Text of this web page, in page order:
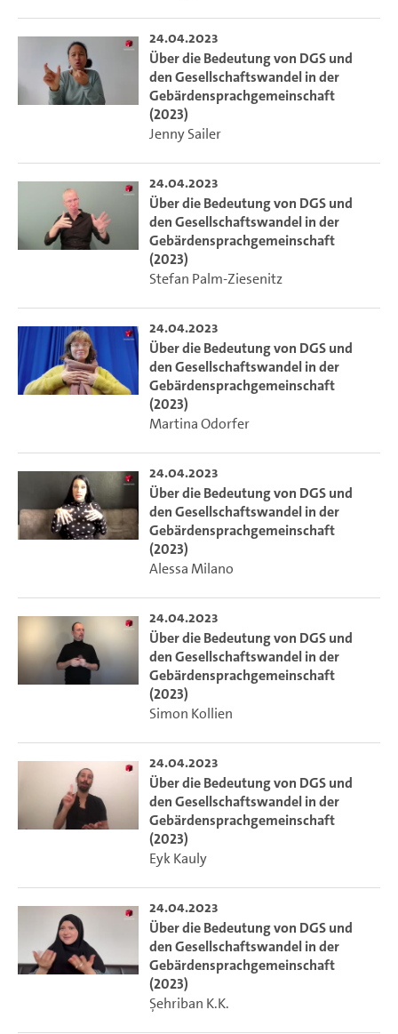
24.04.2023
Über die Bedeutung von DGS und
den Gesellschaftswandel in der
Gebärdensprachgemeinschaft
(2023)
Jenny Sailer
24.04.2023
Über die Bedeutung von DGS und
den Gesellschaftswandel in der
Gebärdensprachgemeinschaft
(2023)
Stefan Palm-Ziesenitz
24.04.2023
Über die Bedeutung von DGS und
den Gesellschaftswandel in der
Gebärdensprachgemeinschaft
(2023)
Martina Odorfer
24.04.2023
Über die Bedeutung von DGS und
den Gesellschaftswandel in der
Gebärdensprachgemeinschaft
(2023)
Alessa Milano
24.04.2023
Über die Bedeutung von DGS und
den Gesellschaftswandel in der
Gebärdensprachgemeinschaft
(2023)
Simon Kollien
24.04.2023
Über die Bedeutung von DGS und
den Gesellschaftswandel in der
Gebärdensprachgemeinschaft
(2023)
Eyk Kauly
24.04.2023
Über die Bedeutung von DGS und
den Gesellschaftswandel in der
Gebärdensprachgemeinschaft
(2023)
Şehriban K.K.